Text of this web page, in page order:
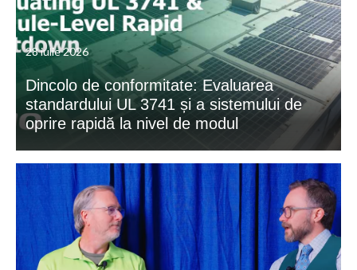
28 iulie 2026
Dincolo de conformitate: Evaluarea
standardului UL 3741 și a sistemului de
oprire rapidă la nivel de modul